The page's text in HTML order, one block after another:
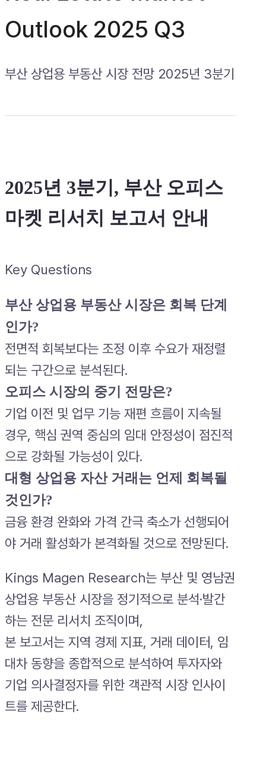
Outlook 2025 Q3
부산 상업용 부동산 시장 전망 2025년 3분기
2025년 3분기, 부산 오피스
마켓 리서치 보고서 안내
Key Questions
부산 상업용 부동산 시장은 회복 단계
인가?
전면적 회복보다는 조정 이후 수요가 재정렬
되는 구간으로 분석된다.
오피스 시장의 중기 전망은?
기업 이전 및 업무 기능 재편 흐름이 지속될
경우, 핵심 권역 중심의 임대 안정성이 점진적
으로 강화될 가능성이 있다.
대형 상업용 자산 거래는 언제 회복될
것인가?
금융 환경 완화와 가격 간극 축소가 선행되어
야 거래 활성화가 본격화될 것으로 전망된다.
Kings Magen Research는 부산 및 영남권
상업용 부동산 시장을 정기적으로 분석·발간
하는 전문 리서치 조직이며,
본 보고서는 지역 경제 지표, 거래 데이터, 임
대차 동향을 종합적으로 분석하여 투자자와
기업 의사결정자를 위한 객관적 시장 인사이
트를 제공한다.